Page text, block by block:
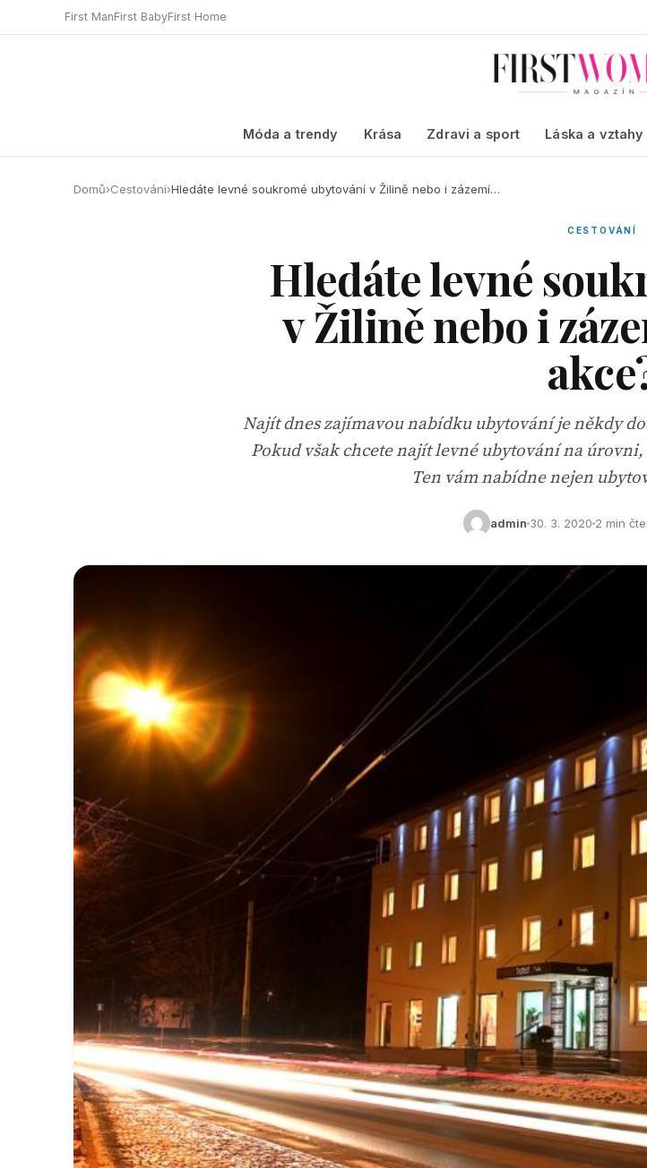
First ManFirst BabyFirst Home
Móda a trendy Krása Zdravi a sport Láska a vztahy
Domů›Cestování›Hledáte levné soukromé ubytování v Žilině nebo i zázemí…
CESTOVÁNÍ
Hledáte levné
v Žilině nebo i
Najít dnes zajímavou nabídku ubytování je někdy
Pokud však chcete najít levné ubytování na
Ten vám nabídne nejen
admin 30. 3. 2020 2 min